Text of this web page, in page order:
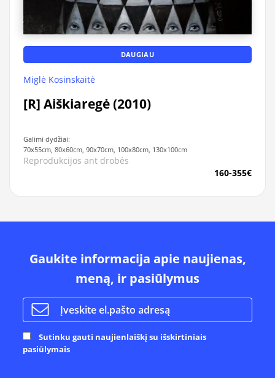
DAUGIAU
Miglė Kosinskaitė
[R] Aiškiaregė (2010)
Galimi dydžiai:
70x55cm, 80x60cm, 90x70cm, 100x80cm, 130x100cm
Reprodukcijos ant drobės
160-355€
Gaukite informacija apie naujienas,
meną, ir pasiūlymus
Sutinku gauti naujienlaiškį su išskirtiniais
pasiūlymais